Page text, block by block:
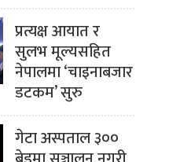
प्रत्यक्ष आयात र
सुलभ मूल्यसहित
नेपालमा ‘चाइनाबजार
डटकम’ सुरु
गेटा अस्पताल ३००